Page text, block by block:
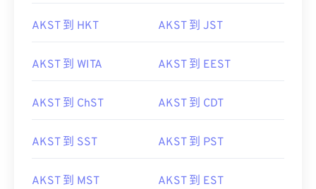
AKST 到 HKT AKST 到 JST
AKST 到 WITA AKST 到 EEST
AKST 到 ChST AKST 到 CDT
AKST 到 SST AKST 到 PST
AKST 到 MST AKST 到 EST